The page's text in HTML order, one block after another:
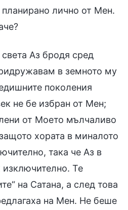
лично от Мен.
Аз бродя сред
в земното му
поколения
не бе избран от Мен;
от Моето мълчаливо
хората в миналото
така че Аз в
изключително. Те
на Сатана, а след това
на Мен. Не беше